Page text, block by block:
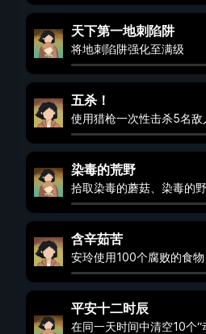
天下第一地刺陷阱
将地刺陷阱强化至满级
五杀！
使用猎枪一次性击杀5名敌
染毒的荒野
拾取染毒的蘑菇、染毒的
含辛茹苦
安玲使用100个腐败的食物
平安十二时辰
在同一天时间中清空10个